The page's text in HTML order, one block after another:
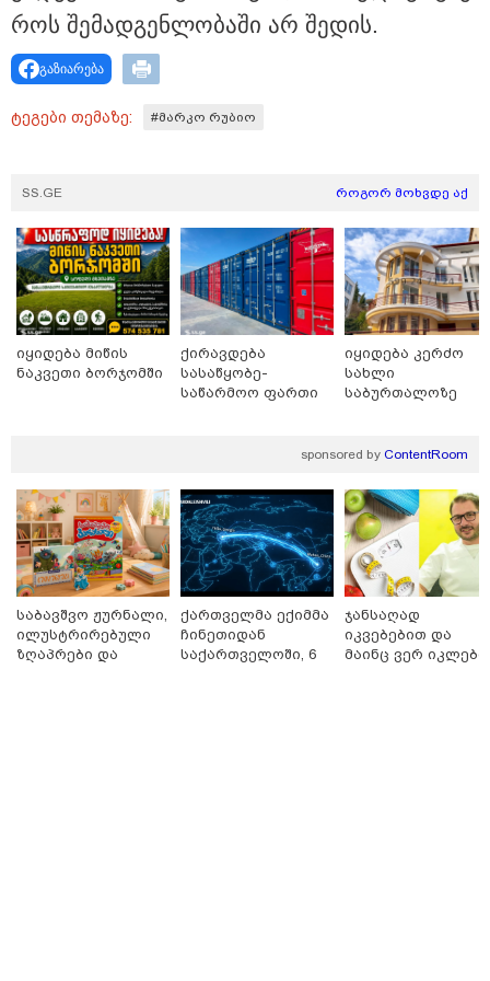
განცხადება
09:25 / 07-08-2026
"დასრულდა 9-თვიანი კოშმარი 570 ოჯახისთვის" -
"სფერო ჰოლდინგის" თანამშრომლებს განაჩენი
გამოუტანეს: რა სასჯელი ელოდებათ სოფიკო
როს შე­მად­გენ­ლო­ბა­ში არ შე­დის.
გაზიარება
ტეგები თემაზე: #მარკო რუბიო
SS.GE როგორ მოხვდე აქ
იყიდება მიწის
ნაკვეთი ბორჯომში
ქირავდება
სასაწყობე-
საწარმოო ფართი
იყიდება კერძო
სახლი
საბურთალოზე
sponsored by ContentRoom
საბავშვო ჟურნალი,
ილუსტრირებული
ზღაპრები და
ქართველმა ექიმმა
ჩინეთიდან
საქართველოში, 6
ჯანსაღად
იკვებებით და
მაინც ვერ იკლებთ